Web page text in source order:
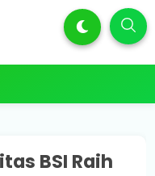
BSI Raih